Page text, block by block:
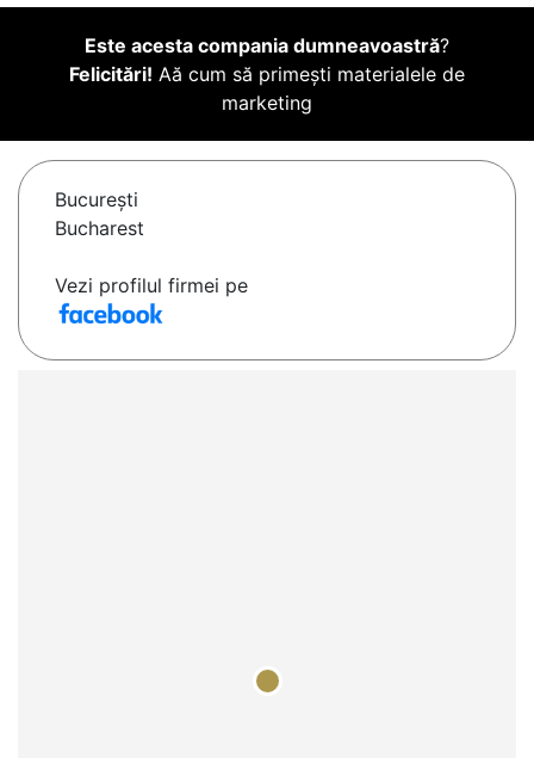
Este acesta compania dumneavoastră?
Felicitări! Aă cum să primești materialele de
marketing
Bucureşti
Bucharest
Vezi profilul firmei pe